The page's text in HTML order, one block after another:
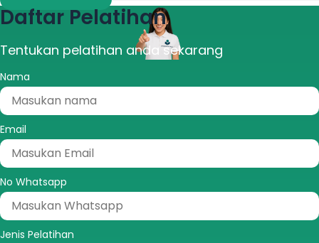
Daftar Pelatihan
Tentukan pelatihan anda sekarang
Nama
Email
No Whatsapp
Jenis Pelatihan